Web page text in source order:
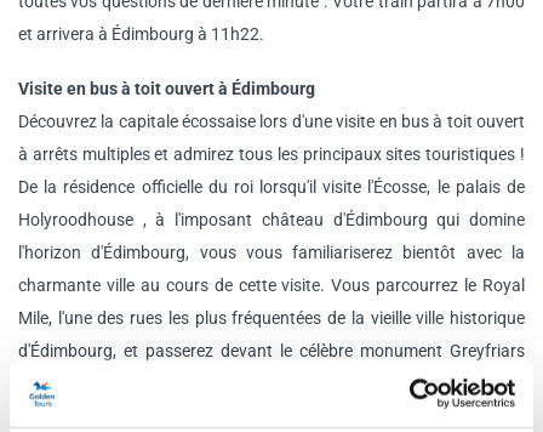
et arrivera à Édimbourg à 11h22.
Visite en bus à toit ouvert à Édimbourg
Découvrez la capitale écossaise lors d'une visite en bus à toit ouvert
à arrêts multiples et admirez tous les principaux sites touristiques !
De la résidence officielle du roi lorsqu'il visite l'Écosse, le palais de
Holyroodhouse , à l'imposant château d'Édimbourg qui domine
l'horizon d'Édimbourg, vous vous familiariserez bientôt avec la
charmante ville au cours de cette visite. Vous parcourrez le Royal
Mile, l'une des rues les plus fréquentées de la vieille ville historique
d'Édimbourg, et passerez devant le célèbre monument Greyfriars
Bobby.